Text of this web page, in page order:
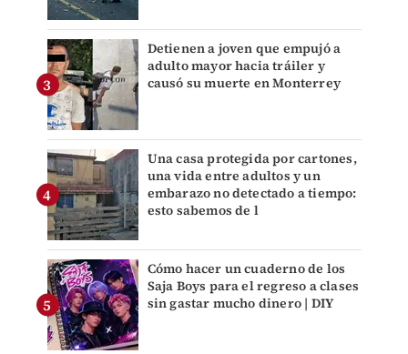
Detienen a joven que empujó a
adulto mayor hacia tráiler y
causó su muerte en Monterrey
Una casa protegida por cartones,
una vida entre adultos y un
embarazo no detectado a tiempo:
esto sabemos de l
Cómo hacer un cuaderno de los
Saja Boys para el regreso a clases
sin gastar mucho dinero | DIY